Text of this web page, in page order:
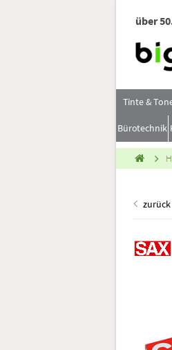
über
Tinte &
Bürotechnik
zurück